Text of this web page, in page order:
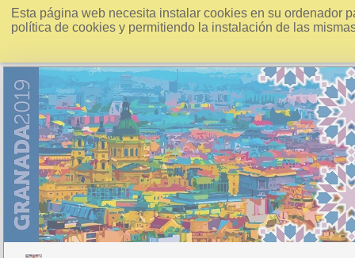
Esta página web necesita instalar cookies en su ordenador
política de cookies y permitiendo la instalación de las